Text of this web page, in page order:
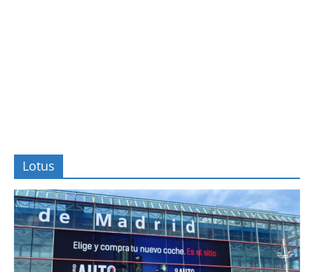
Lotus